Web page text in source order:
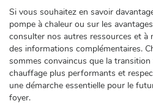
Si vous souhaitez en savoir
pompe à chaleur ou sur les
consulter nos autres ressources et
des informations complémentaires.
sommes convaincus que la
chauffage plus performants et
une démarche essentielle pour le
foyer.